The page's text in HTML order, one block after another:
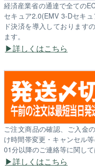
経済産業省の通達で全ての
セキュア2.0(EMV 3-Dセキ
ド決済を導入しております
ます。
詳しくはこちら
ご注文商品の確認、ご入金
け時間帯変更・キャンセル
01分以降のご連絡等に関し
詳しくはこちら